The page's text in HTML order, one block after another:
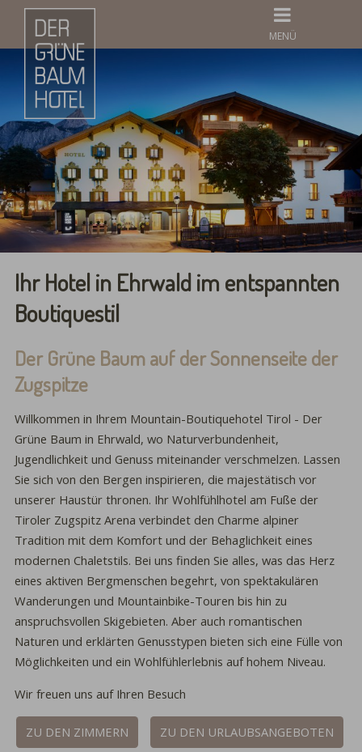
MENÜ
Ihr Hotel in Ehrwald im entspannten
Boutiquestil
Der Grüne Baum auf der Sonnenseite der
Zugspitze
Willkommen in Ihrem Mountain-Boutiquehotel Tirol - Der
Grüne Baum in Ehrwald, wo Naturverbundenheit,
Jugendlichkeit und Genuss miteinander verschmelzen. Lassen
Sie sich von den Bergen inspirieren, die majestätisch vor
unserer Haustür thronen. Ihr Wohlfühlhotel am Fuße der
Tiroler Zugspitz Arena verbindet den Charme alpiner
Tradition mit dem Komfort und der Behaglichkeit eines
modernen Chaletstils. Bei uns finden Sie alles, was das Herz
eines aktiven Bergmenschen begehrt, von spektakulären
Wanderungen und Mountainbike-Touren bis hin zu
anspruchsvollen Skigebieten. Aber auch romantischen
Naturen und erklärten Genusstypen bieten sich eine Fülle von
Möglichkeiten und ein Wohlfühlerlebnis auf hohem Niveau.
Wir freuen uns auf Ihren Besuch
ZU DEN ZIMMERN ZU DEN URLAUBSANGEBOTEN